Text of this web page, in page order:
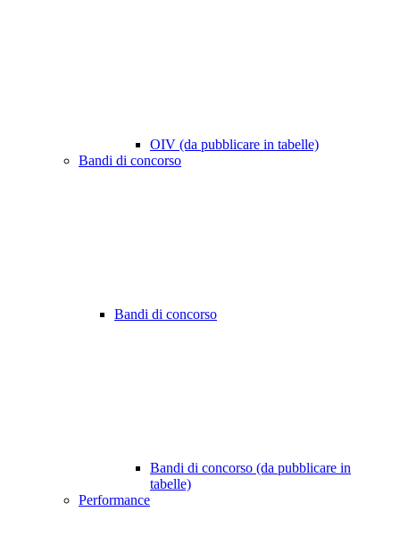
OIV (da pubblicare in tabelle)
Bandi di concorso
Bandi di concorso
Bandi di concorso (da pubblicare in
tabelle)
Performance